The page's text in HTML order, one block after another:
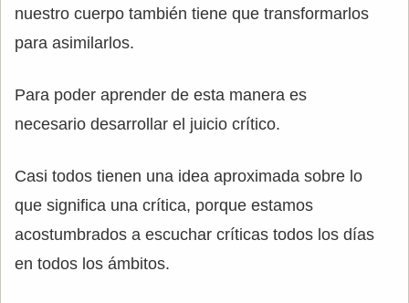
nuestro cuerpo también tiene que transformarlos
para asimilarlos.
Para poder aprender de esta manera es
necesario desarrollar el juicio crítico.
Casi todos tienen una idea aproximada sobre lo
que significa una crítica, porque estamos
acostumbrados a escuchar críticas todos los días
en todos los ámbitos.